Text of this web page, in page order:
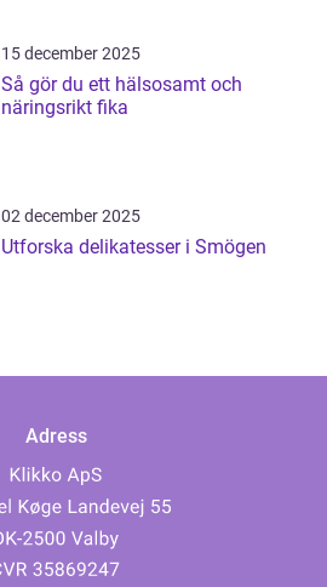
15 december 2025
Så gör du ett hälsosamt och
näringsrikt fika
02 december 2025
Utforska delikatesser i Smögen
Adress